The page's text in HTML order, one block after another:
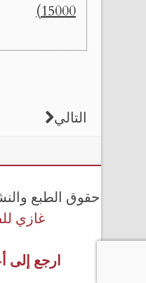
15000)
التالي
حقوق الطبع والنشر
غازي
ارجع إلى